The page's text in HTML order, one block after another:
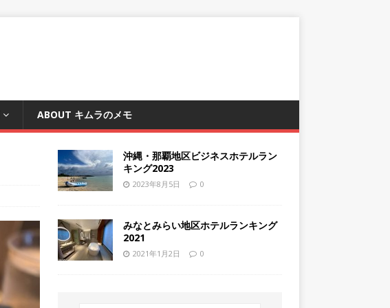
ABOUT キムラのメモ
沖縄・那覇地区ビジネスホテルラン
キング2023
2023年8月5日 0
みなとみらい地区ホテルランキング
2021
2021年1月2日 0